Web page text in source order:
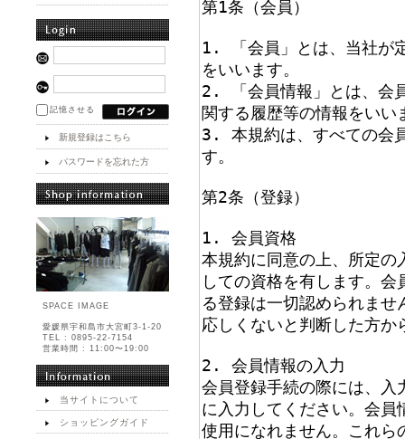
記憶させる
新規登録はこちら
パスワードを忘れた方
SPACE IMAGE
愛媛県宇和島市大宮町3-1-20
TEL : 0895-22-7154
営業時間 : 11:00〜19:00
当サイトについて
ショッピングガイド